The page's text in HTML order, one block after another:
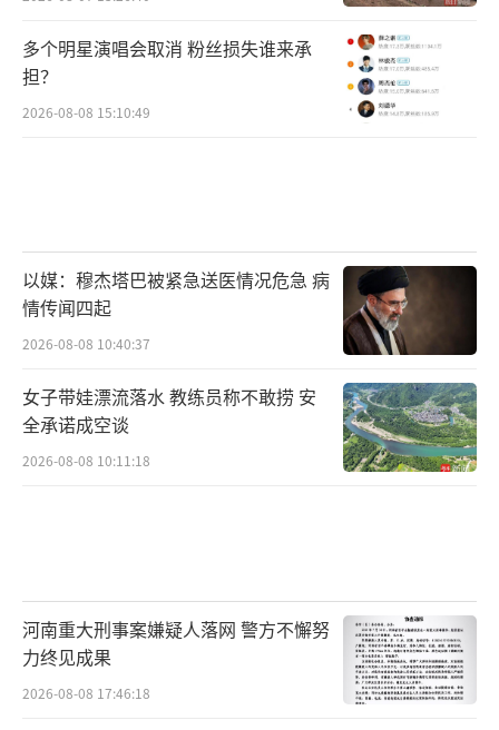
多个明星演唱会取消 粉丝损失谁来承
担？
2026-08-08 15:10:49
以媒：穆杰塔巴被紧急送医情况危急 病
情传闻四起
2026-08-08 10:40:37
女子带娃漂流落水 教练员称不敢捞 安
全承诺成空谈
2026-08-08 10:11:18
河南重大刑事案嫌疑人落网 警方不懈努
力终见成果
2026-08-08 17:46:18